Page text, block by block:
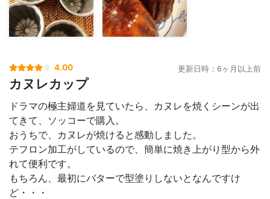
4.00 更新日時：6ヶ月以上前
カヌレカップ
ドラマの極主婦道を見ていたら、カヌレを焼くシーンが出
てきて、ソッコーで購入。
おうちで、カヌレが焼けると感動しました。
テフロン加工がしているので、簡単に焼き上がり型から外
れて便利です。
もちろん、最初にバターで型塗りしないとなんですけ
ど・・・